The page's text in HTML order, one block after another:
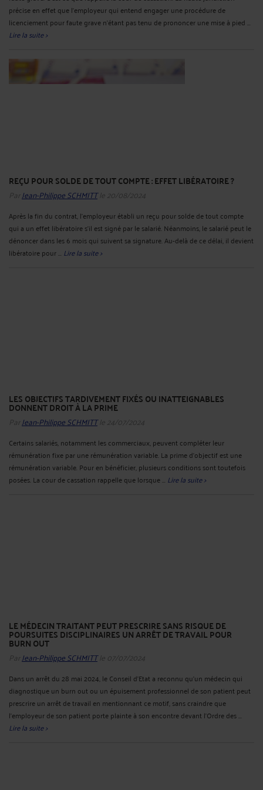
précise en effet que l'employeur qui entend engager une procédure de
licenciement pour faute grave n'étant pas tenu de prononcer une mise à pied ...
Lire la suite >
REÇU POUR SOLDE DE TOUT COMPTE : EFFET LIBÉRATOIRE ?
Par Jean-Philippe SCHMITTle 20/08/2024
Après la fin du contrat, l'employeur établi un reçu pour solde de tout compte
qui a un effet libératoire s'il est signé par le salarié. Néanmoins, le salarié peut le
dénoncer dans les 6 mois qui suivent sa signature. Au-delà de ce délai, il devient
libératoire pour ... Lire la suite >
LES OBJECTIFS TARDIVEMENT FIXÉS OU INATTEIGNABLES
DONNENT DROIT À LA PRIME
Par Jean-Philippe SCHMITTle 24/07/2024
Certains salariés, notamment les commerciaux, peuvent compléter leur
rémunération fixe par une rémunération variable. La prime d’objectif est une
rémunération variable. Pour en bénéficier, plusieurs conditions sont toutefois
posées. La cour de cassation rappelle que lorsque ... Lire la suite >
LE MÉDECIN TRAITANT PEUT PRESCRIRE SANS RISQUE DE
POURSUITES DISCIPLINAIRES UN ARRÊT DE TRAVAIL POUR
BURN OUT
Par Jean-Philippe SCHMITTle 07/07/2024
Dans un arrêt du 28 mai 2024, le Conseil d’Etat a reconnu qu'un médecin qui
diagnostique un burn out ou un épuisement professionnel de son patient peut
prescrire un arrêt de travail en mentionnant ce motif, sans craindre que
l’employeur de son patient porte plainte à son encontre devant l’Ordre des ...
Lire la suite >